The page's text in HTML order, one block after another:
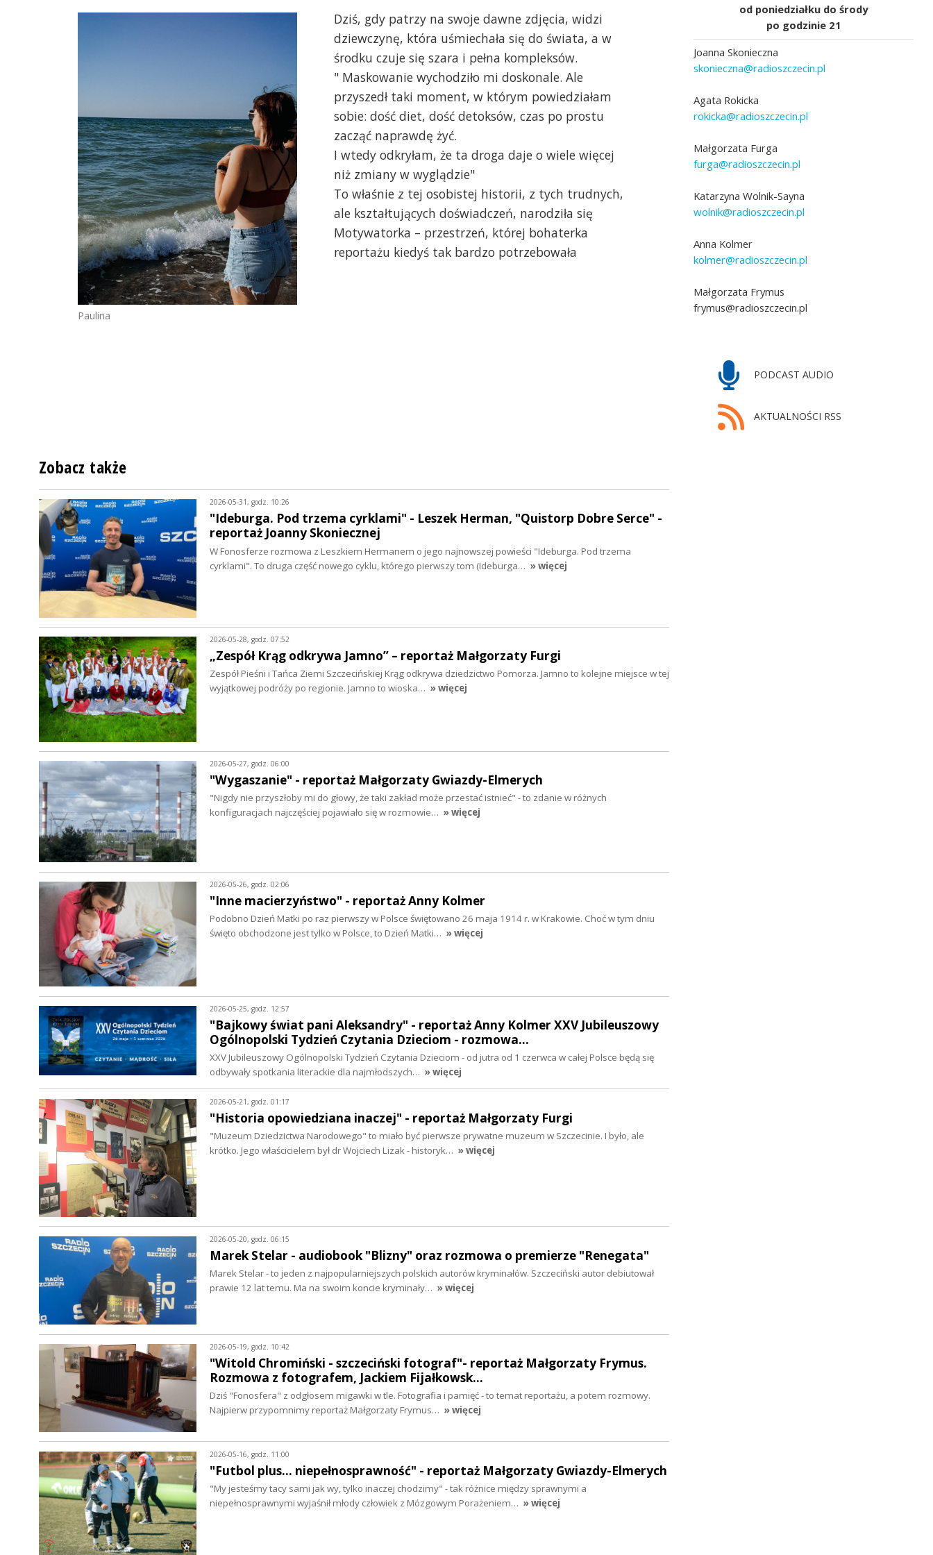
Paulina
Dziś, gdy patrzy na swoje dawne zdjęcia, widzi
dziewczynę, która uśmiechała się do świata, a w
środku czuje się szara i pełna kompleksów.
" Maskowanie wychodziło mi doskonale. Ale
przyszedł taki moment, w którym powiedziałam
sobie: dość diet, dość detoksów, czas po prostu
zacząć naprawdę żyć.
I wtedy odkryłam, że ta droga daje o wiele więcej
niż zmiany w wyglądzie"
To właśnie z tej osobistej historii, z tych trudnych,
ale kształtujących doświadczeń, narodziła się
Motywatorka – przestrzeń, której bohaterka
reportażu kiedyś tak bardzo potrzebowała
od poniedziałku do środy
po godzinie 21
Joanna Skonieczna
skonieczna@radioszczecin.pl
Agata Rokicka
rokicka@radioszczecin.pl
Małgorzata Furga
furga@radioszczecin.pl
Katarzyna Wolnik-Sayna
wolnik@radioszczecin.pl
Anna Kolmer
kolmer@radioszczecin.pl
Małgorzata Frymus
frymus@radioszczecin.pl
PODCAST AUDIO
AKTUALNOŚCI RSS
Zobacz także
2026-05-31, godz. 10:26
"Ideburga. Pod trzema cyrklami" - Leszek Herman, "Quistorp Dobre Serce" -
reportaż Joanny Skoniecznej
W Fonosferze rozmowa z Leszkiem Hermanem o jego najnowszej powieści "Ideburga. Pod trzema
cyrklami". To druga część nowego cyklu, którego pierwszy tom (Ideburga… » więcej
2026-05-28, godz. 07:52
„Zespół Krąg odkrywa Jamno” – reportaż Małgorzaty Furgi
Zespół Pieśni i Tańca Ziemi Szczecińskiej Krąg odkrywa dziedzictwo Pomorza. Jamno to kolejne miejsce w tej
wyjątkowej podróży po regionie. Jamno to wioska… » więcej
2026-05-27, godz. 06:00
"Wygaszanie" - reportaż Małgorzaty Gwiazdy-Elmerych
"Nigdy nie przyszłoby mi do głowy, że taki zakład może przestać istnieć" - to zdanie w różnych
konfiguracjach najczęściej pojawiało się w rozmowie… » więcej
2026-05-26, godz. 02:06
"Inne macierzyństwo" - reportaż Anny Kolmer
Podobno Dzień Matki po raz pierwszy w Polsce świętowano 26 maja 1914 r. w Krakowie. Choć w tym dniu
święto obchodzone jest tylko w Polsce, to Dzień Matki… » więcej
2026-05-25, godz. 12:57
"Bajkowy świat pani Aleksandry" - reportaż Anny Kolmer XXV Jubileuszowy
Ogólnopolski Tydzień Czytania Dzieciom - rozmowa…
XXV Jubileuszowy Ogólnopolski Tydzień Czytania Dzieciom - od jutra od 1 czerwca w całej Polsce będą się
odbywały spotkania literackie dla najmłodszych… » więcej
2026-05-21, godz. 01:17
"Historia opowiedziana inaczej" - reportaż Małgorzaty Furgi
"Muzeum Dziedzictwa Narodowego" to miało być pierwsze prywatne muzeum w Szczecinie. I było, ale
krótko. Jego właścicielem był dr Wojciech Lizak - historyk… » więcej
2026-05-20, godz. 06:15
Marek Stelar - audiobook "Blizny" oraz rozmowa o premierze "Renegata"
Marek Stelar - to jeden z najpopularniejszych polskich autorów kryminałów. Szczeciński autor debiutował
prawie 12 lat temu. Ma na swoim koncie kryminały… » więcej
2026-05-19, godz. 10:42
"Witold Chromiński - szczeciński fotograf"- reportaż Małgorzaty Frymus.
Rozmowa z fotografem, Jackiem Fijałkowsk…
Dziś "Fonosfera" z odgłosem migawki w tle. Fotografia i pamięć - to temat reportażu, a potem rozmowy.
Najpierw przypomnimy reportaż Małgorzaty Frymus… » więcej
2026-05-16, godz. 11:00
"Futbol plus... niepełnosprawność" - reportaż Małgorzaty Gwiazdy-Elmerych
"My jesteśmy tacy sami jak wy, tylko inaczej chodzimy" - tak różnice między sprawnymi a
niepełnosprawnymi wyjaśnił młody człowiek z Mózgowym Porażeniem… » więcej